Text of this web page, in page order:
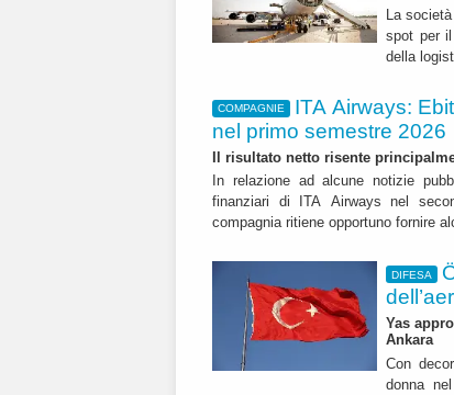
La
spot per
della
COMPAGNIE
ITA Airways:
nel primo semestre 2026
Il risultato netto risente
In relazione ad alcune notizie
finanziari di ITA Airways nel
compagnia ritiene opportuno fornire
DIFESA
Yas
Ankara
Con
donna